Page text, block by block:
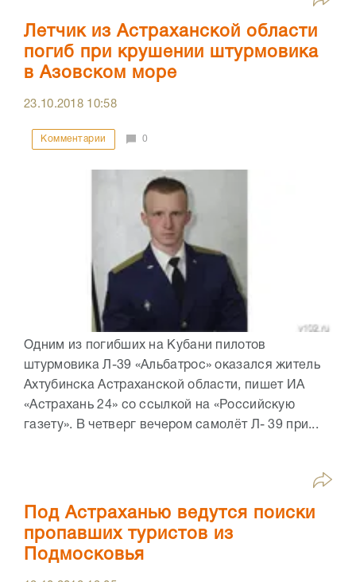
Летчик из Астраханской области
погиб при крушении штурмовика
в Азовском море
23.10.2018 10:58
Комментарии 0
Одним из погибших на Кубани пилотов
штурмовика Л-39 «Альбатрос» оказался житель
Ахтубинска Астраханской области, пишет ИА
«Астрахань 24» со ссылкой на «Российскую
газету». В четверг вечером самолёт Л- 39 при...
Под Астраханью ведутся поиски
пропавших туристов из
Подмосковья